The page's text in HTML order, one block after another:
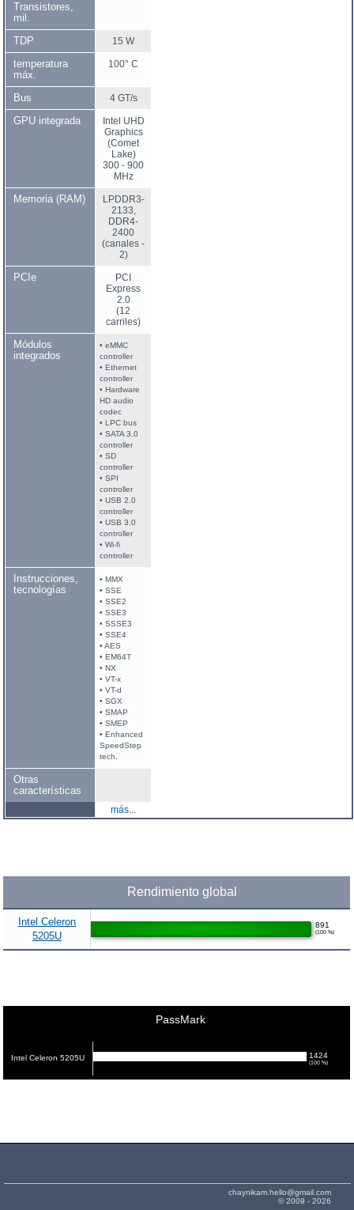
Transistores,
mil.
TDP
15 W
temperatura
máx.
100° C
Bus 4 GT/s
GPU integrada
Intel UHD
Graphics
(Comet
Lake)
300 - 900
MHz
Memoria (RAM)
LPDDR3-
2133,
DDR4-
2400
(canales -
2)
PCIe
PCI
Express
2.0
(12
carriles)
Módulos
integrados
• eMMC
controller
• Ethernet
controller
• Hardware
HD audio
codec
• LPC bus
• SATA 3.0
controller
• SD
controller
• SPI
controller
• USB 2.0
controller
• USB 3.0
controller
• Wi-fi
controller
Instrucciones,
tecnologías
• MMX
• SSE
• SSE2
• SSE3
• SSSE3
• SSE4
• AES
• EM64T
• NX
• VT-x
• VT-d
• SGX
• SMAP
• SMEP
• Enhanced
SpeedStep
tech.
Otras
características
más...
Rendimiento global
Intel Celeron
5205U
891
(100 %)
PassMark
Intel Celeron 5205U 1424
(100 %)
chaynikam.hello@gmail.com
© 2009 - 2026